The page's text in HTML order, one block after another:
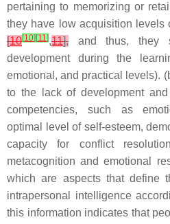
pertaining to memorizing or
they have low acquisition levels
[10[10] [11],11], and thus, they
development during the
emotional, and practical levels).
to the lack of development and
competencies, such as
optimal level of self-esteem,
capacity for conflict
metacognition and emotional
which are aspects that define
intrapersonal intelligence
this information indicates that